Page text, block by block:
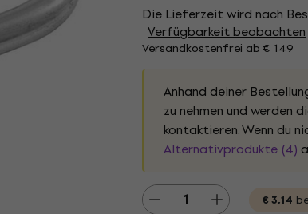
Die Lieferzeit wird nach
Verfügbarkeit beobachten
Versandkostenfrei ab € 149
Anhand deiner
zu nehmen und werden
kontaktieren. Wenn du
Alternativprodukte (4)
€ 3,14